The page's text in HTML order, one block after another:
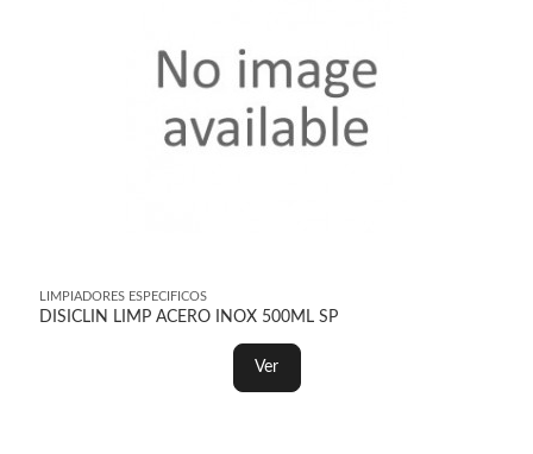
LIMPIADORES ESPECIFICOS
DISICLIN LIMP ACERO INOX 500ML SP
Ver